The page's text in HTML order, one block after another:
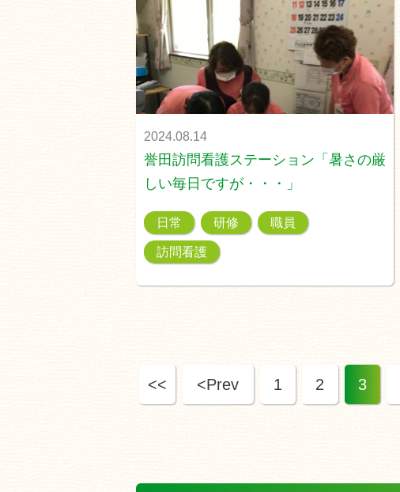
2024.08.14
誉田訪問看護ステーション「暑さの厳
しい毎日ですが・・・」
日常 研修 職員
訪問看護
<< <Prev 1 2 3